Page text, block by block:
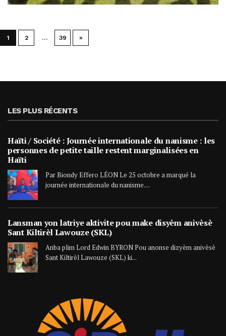
1 2 … 39 »
LES PLUS RÉCENTS
Haïti / Société : Journée internationale du nanisme : les
personnes de petite taille restent marginalisées en
Haïti
Par Biondy Effero LÉON Le 25 octobre a marqué la
journée internationale du nanisme....
Lansman yon latriye aktivite pou make disyèm anivèsè
Sant Kiltirèl Lawouze (SKL)
Anba plim Lord Edwin BYRON Pou anonse dizyèm anivèsè
Sant Kiltirèl Lawouze (SKL) ki...